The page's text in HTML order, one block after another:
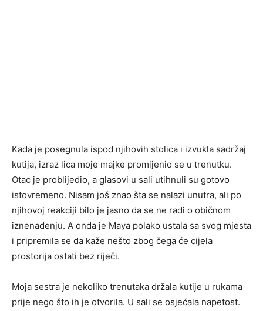
Kada je posegnula ispod njihovih stolica i izvukla sadržaj
kutija, izraz lica moje majke promijenio se u trenutku.
Otac je problijedio, a glasovi u sali utihnuli su gotovo
istovremeno. Nisam još znao šta se nalazi unutra, ali po
njihovoj reakciji bilo je jasno da se ne radi o običnom
iznenađenju. A onda je Maya polako ustala sa svog mjesta
i pripremila se da kaže nešto zbog čega će cijela
prostorija ostati bez riječi.
Moja sestra je nekoliko trenutaka držala kutije u rukama
prije nego što ih je otvorila. U sali se osjećala napetost.